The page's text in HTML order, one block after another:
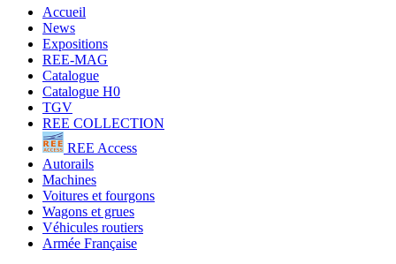
Accueil
News
Expositions
REE-MAG
Catalogue
Catalogue H0
TGV
REE COLLECTION
REE Access
Autorails
Machines
Voitures et fourgons
Wagons et grues
Véhicules routiers
Armée Française